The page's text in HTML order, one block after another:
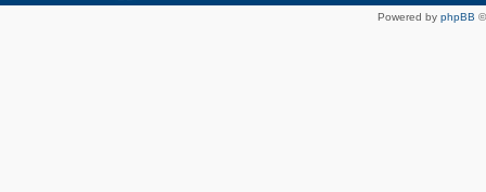
Powered by phpBB